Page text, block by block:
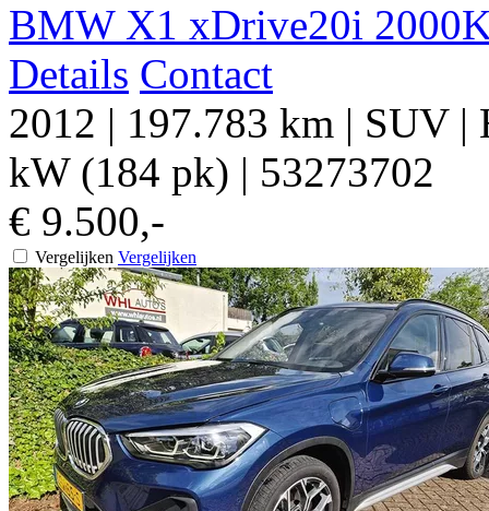
BMW X1 xDrive20i
Details Contact
2012 | 197.783 km | SUV|
kW (184 pk) | 53273702
€ 9.500,-
Vergelijken Vergelijken